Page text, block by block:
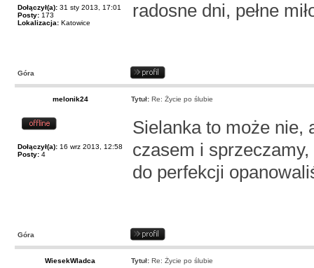
Dołączył(a): 31 sty 2013, 17:01
Posty: 173
Lokalizacja: Katowice
radosne dni, pełne
Góra
melonik24 Tytuł: Re: Życie po ślubie
Dołączył(a): 16 wrz 2013, 12:58
Posty: 4
Sielanka to może nie,
czasem i
do perfekcji
Góra
WiesekWladca Tytuł: Re: Życie po ślubie